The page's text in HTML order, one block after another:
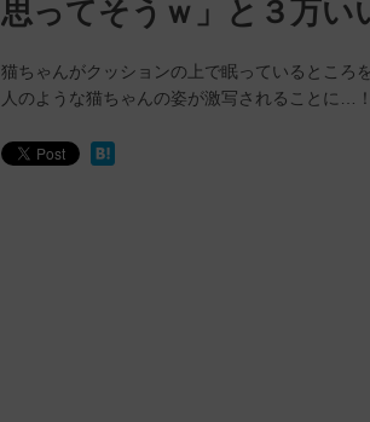
思ってそうｗ」と３万い
猫ちゃんがクッションの上で眠っているところ
人のような猫ちゃんの姿が激写されることに…！